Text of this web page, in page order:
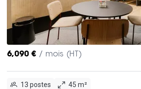
6,090 € / mois (HT)
13 postes
45 m²